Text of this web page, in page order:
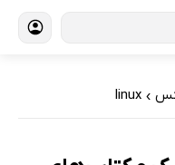
›
linux